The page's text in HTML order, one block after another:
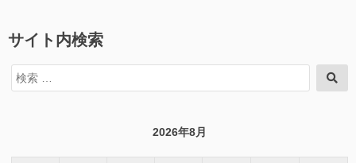
サイト内検索
検
索
索
2026年8月